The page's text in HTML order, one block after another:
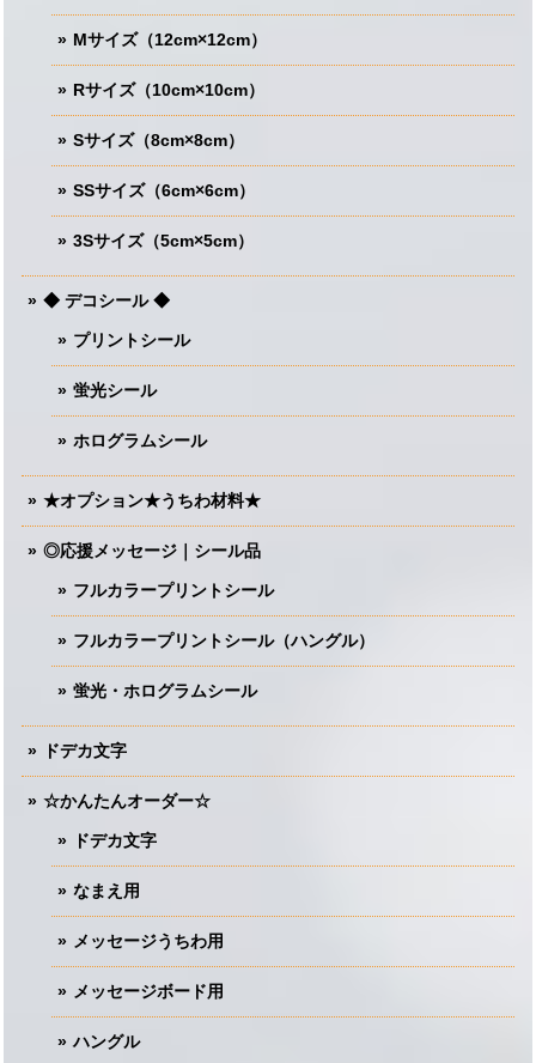
Mサイズ（12cm×12cm）
Rサイズ（10cm×10cm）
Sサイズ（8cm×8cm）
SSサイズ（6cm×6cm）
3Sサイズ（5cm×5cm）
◆ デコシール ◆
プリントシール
蛍光シール
ホログラムシール
★オプション★うちわ材料★
◎応援メッセージ｜シール品
フルカラープリントシール
フルカラープリントシール（ハングル）
蛍光・ホログラムシール
ドデカ文字
☆かんたんオーダー☆
ドデカ文字
なまえ用
メッセージうちわ用
メッセージボード用
ハングル